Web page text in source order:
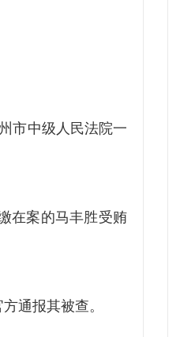
市中级人民法院一
在案的马丰胜受贿
通报其被查。